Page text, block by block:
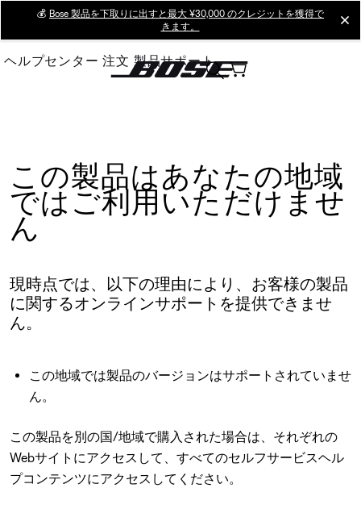
Main
💰 Bose 製品を下取りに出すと最大 ¥30,000 のクレジットを獲得で
きます。
ヘルプセンター 注文 製品サポート
この製品はあなたの地域
ではご利用いただけませ
ん
現時点では、以下の理由により、お客様の製品
に関するオンラインサポートを提供できませ
ん。
この地域では製品のバージョンはサポートされていませ
ん。
この製品を別の国/地域で購入された場合は、それぞれの
Webサイトにアクセスして、すべてのセルフサービスヘル
プコンテンツにアクセスしてください。